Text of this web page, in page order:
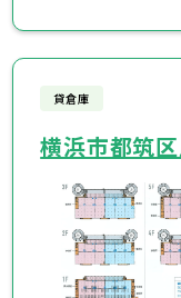
貸倉庫
横浜市都筑